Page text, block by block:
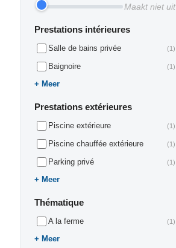
Maakt niet uit
Prestations intérieures
Salle de bains privée (1)
Baignoire (1)
Meer
Prestations extérieures
Piscine extérieure (1)
Piscine chauffée extérieure (1)
Parking privé (1)
Meer
Thématique
A la ferme (1)
Meer